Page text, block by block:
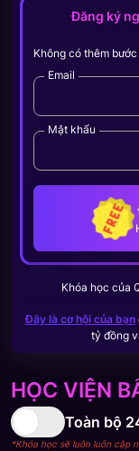
HỌC VIỆN
Toàn bộ
*Khóa học sẽ luôn luôn cập
Đăng ký
Không có thêm
Email
Mật khẩu
Khóa học của
Đây là cơ hội của bạn
tỷ đồng